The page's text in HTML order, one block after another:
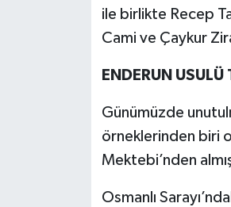
ile birlikte Recep
Cami ve Çaykur
ENDERUN
Günümüzde
örneklerinden biri
Mektebi’nden
Osmanlı